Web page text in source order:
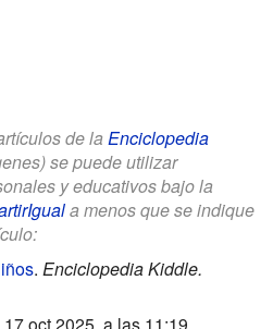
de la Enciclopedia
se puede utilizar
y educativos bajo la
a menos que se indique
. Enciclopedia Kiddle.
oct 2025, a las 11:19